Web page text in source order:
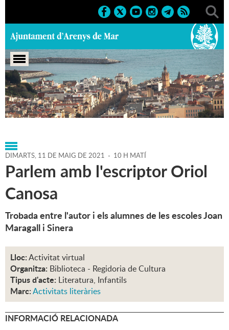
Portada > Agenda > 11-05-
2021 > Marcs > Culturals > 2021 > Activitats literàries
DIMARTS, 11 DE MAIG DE 2021 - 10 H MATÍ
Parlem amb l'escriptor Oriol
Canosa
Trobada entre l'autor i els alumnes de les escoles Joan
Maragall i Sinera
Lloc:Activitat virtual
Organitza: Biblioteca - Regidoria de Cultura
Tipus d'acte: Literatura, Infantils
Marc:Activitats literàries
INFORMACIÓ RELACIONADA